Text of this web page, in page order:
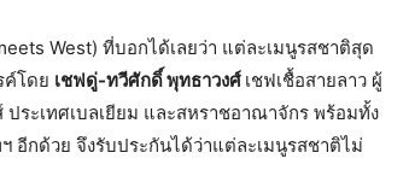
West) ที่บอกได้เลยว่า แต่ละเมนูรสชาติสุด
ค์โดย เชฟดู่-ทวีศักดิ์ พุทธาวงศ์ เชฟเชื้อสายลาว ผู้
ระเทศเบลเยียม และสหราชอาณาจักร พร้อมทั้ง
อีกด้วย จึงรับประกันได้ว่าแต่ละเมนูรสชาติไม่